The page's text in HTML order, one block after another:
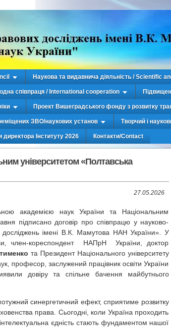
Наукова та видавнича діяльність / Scientific
співпраця / International cooperation
Проект Вишеградського фонду з розвитку
ЗВО/наукових установ Творчий і
директора Інституту 2026 Контакти/Contact
університетом «Полтавська
27.05.2026
академією наук України та Національним
підписано договір про співпрацю у науково-
досліджень імені В.К. Мамутова НАН України». У
член-кореспондент НАПрН України, доктор
та Президент Національного університету
професор, заслужений працівник освіти України
довіру та спільне бачення майбутнього
синергетичний ефект, сприятиме розвитку
права. Сьогодні, коли Україна проходить
єдність стають фундаментом нашої